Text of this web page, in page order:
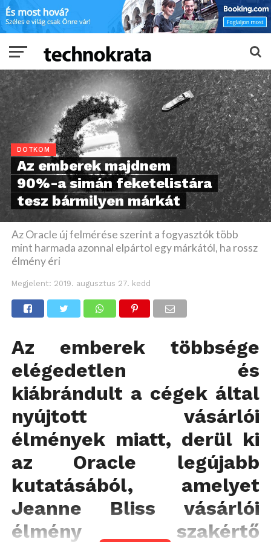
DOTKOM
Az emberek majdnem
90%-a simán feketelistára
tesz bármilyen márkát
Az Oracle új felmérése szerint a fogyasztók több
mint harmada azonnal elpártol egy márkától, ha rossz
élmény éri
Megjelent: 2019. augusztus 27. kedd
Az emberek többsége
elégedetlen és
kiábrándult a cégek által
nyújtott vásárlói
élmények miatt, derül ki
az Oracle legújabb
kutatásából, amelyet
Jeanne Bliss vásárlói
élmény szakértő